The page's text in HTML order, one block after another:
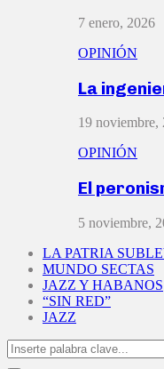
7 enero, 2026
OPINIÓN
La
19 noviembre,
OPINIÓN
El
5 noviembre,
LA PATRIA
MUNDO SECTAS
JAZZ Y HABANOS
“SIN RED”
JAZZ
Search
for: